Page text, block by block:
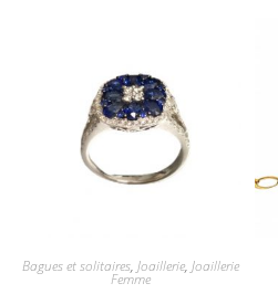
Bagues et solitaires,Joaillerie,Joaillerie
Femme